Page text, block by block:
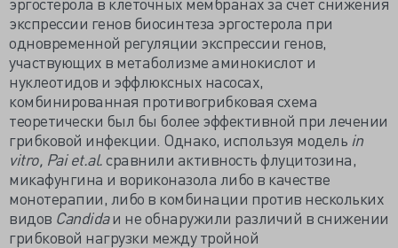
экспрессии генов биосинтеза эргостерола при
одновременной регуляции экспрессии генов,
участвующих в метаболизме аминокислот и
нуклеотидов и эффлюксных насосах,
комбинированная противогрибковая схема
теоретически был бы более эффективной при лечении
грибковой инфекции. Однако, используя модель in
vitro, Paiet.al.сравнили активность флуцитозина,
микафунгина и вориконазола либо в качестве
монотерапии, либо в комбинации против нескольких
видов Candidaи не обнаружили различий в снижении
грибковой нагрузки между тройной